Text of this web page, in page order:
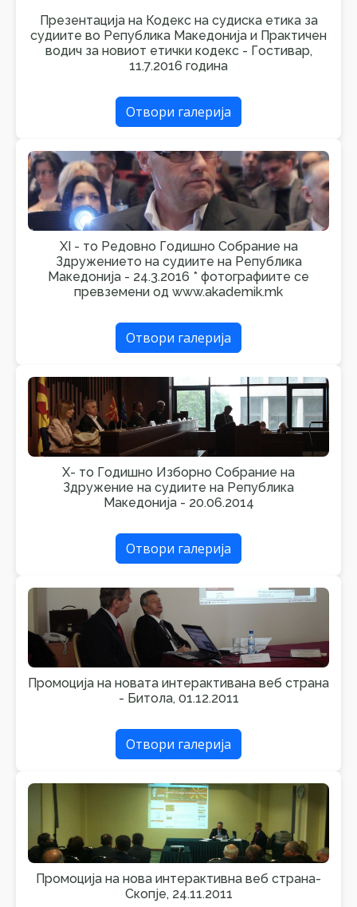
Презентација на Кодекс на судиска етика за
судиите во Република Македонија и Практичен
водич за новиот етички кодекс - Гостивар,
11.7.2016 година
Отвори галерија
XI - то Редовно Годишно Собрание на
Здружението на судиите на Република
Македонија - 24.3.2016 * фотографиите се
превземени од www.akademik.mk
Отвори галерија
X- то Годишно Изборно Собрание на
Здружение на судиите на Република
Македонија - 20.06.2014
Отвори галерија
Промоција на новата интерактивана веб страна
- Битола, 01.12.2011
Отвори галерија
Промоција на нова интерактивна веб страна-
Скопје, 24.11.2011